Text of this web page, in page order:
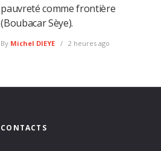
pauvreté comme frontière
(Boubacar Sèye).
By Michel DIEYE 2 heures ago
CONTACTS